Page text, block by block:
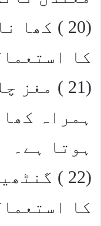
(20 )
کا
(21 )
ہمراہ
ہوتا ہے۔
(22 )
کا